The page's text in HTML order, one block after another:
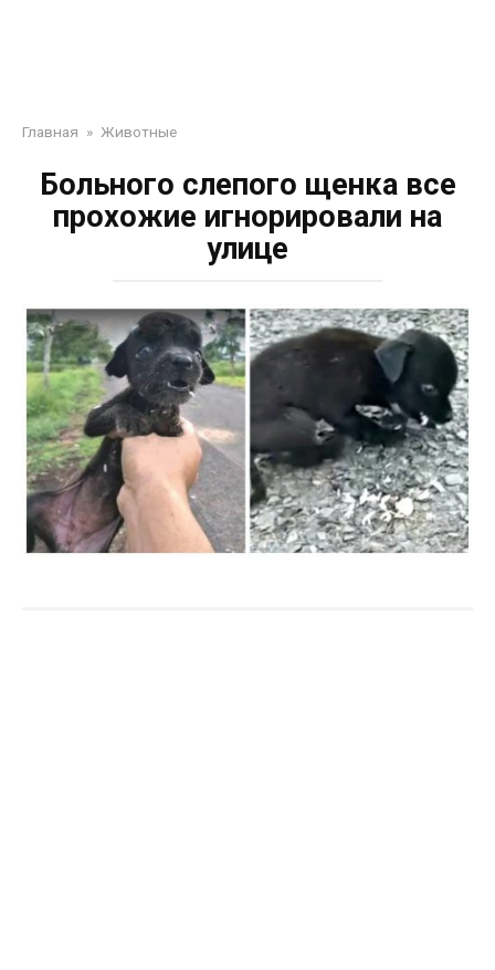
Главная » Животные
Больного слепого щенка все
прохожие игнорировали на
улице